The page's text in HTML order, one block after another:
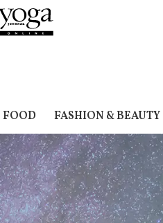
FOOD FASHION & BEAUTY